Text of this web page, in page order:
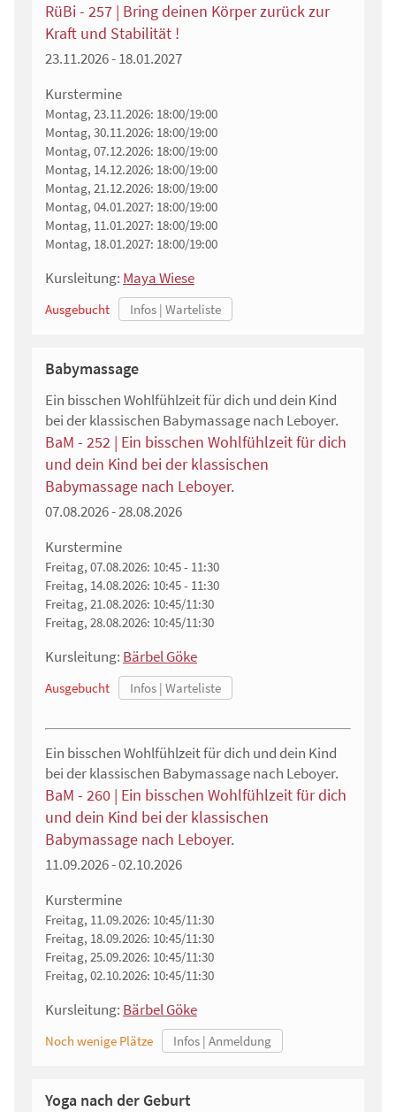
RüBi - 257 | Bring deinen Körper zurück zur
Kraft und Stabilität !
23.11.2026 - 18.01.2027
Kurstermine
Montag, 23.11.2026: 18:00/19:00
Montag, 30.11.2026: 18:00/19:00
Montag, 07.12.2026: 18:00/19:00
Montag, 14.12.2026: 18:00/19:00
Montag, 21.12.2026: 18:00/19:00
Montag, 04.01.2027: 18:00/19:00
Montag, 11.01.2027: 18:00/19:00
Montag, 18.01.2027: 18:00/19:00
Kursleitung: Maya Wiese
Ausgebucht
Babymassage
Ein bisschen Wohlfühlzeit für dich und dein Kind
bei der klassischen Babymassage nach Leboyer.
BaM - 252 | Ein bisschen Wohlfühlzeit für dich
und dein Kind bei der klassischen
Babymassage nach Leboyer.
07.08.2026 - 28.08.2026
Kurstermine
Freitag, 07.08.2026: 10:45 - 11:30
Freitag, 14.08.2026: 10:45 - 11:30
Freitag, 21.08.2026: 10:45/11:30
Freitag, 28.08.2026: 10:45/11:30
Kursleitung: Bärbel Göke
Ausgebucht
Ein bisschen Wohlfühlzeit für dich und dein Kind
bei der klassischen Babymassage nach Leboyer.
BaM - 260 | Ein bisschen Wohlfühlzeit für dich
und dein Kind bei der klassischen
Babymassage nach Leboyer.
11.09.2026 - 02.10.2026
Kurstermine
Freitag, 11.09.2026: 10:45/11:30
Freitag, 18.09.2026: 10:45/11:30
Freitag, 25.09.2026: 10:45/11:30
Freitag, 02.10.2026: 10:45/11:30
Kursleitung: Bärbel Göke
Noch wenige Plätze
Yoga nach der Geburt